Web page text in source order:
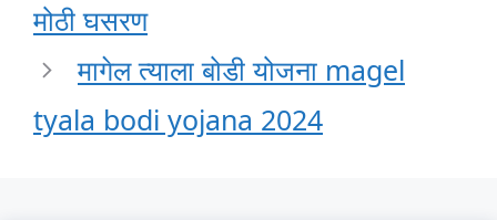
मोठी घसरण
मागेल त्याला बोडी योजना magel
tyala bodi yojana 2024